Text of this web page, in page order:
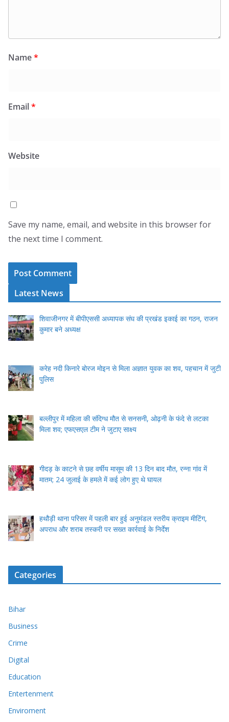
Name*
Email*
Website
Save my name, email, and website in this browser for
the next time I comment.
Latest News
शिवाजीनगर में बीपीएससी अध्यापक संघ की प्रखंड इकाई का गठन, राजन
कुमार बने अध्यक्ष
करेह नदी किनारे बोरज मोइन से मिला अज्ञात युवक का शव, पहचान में जुटी
पुलिस
बल्लीपुर में महिला की संदिग्ध मौत से सनसनी, ओढ़नी के फंदे से लटका
मिला शव; एफएसएल टीम ने जुटाए साक्ष्य
गीदड़ के काटने से छह वर्षीय मासूम की 13 दिन बाद मौत, रन्ना गांव में
मातम; 24 जुलाई के हमले में कई लोग हुए थे घायल
हथौड़ी थाना परिसर में पहली बार हुई अनुमंडल स्तरीय क्राइम मीटिंग,
अपराध और शराब तस्करी पर सख्त कार्रवाई के निर्देश
Categories
Bihar
Business
Crime
Digital
Education
Entertenment
Enviroment